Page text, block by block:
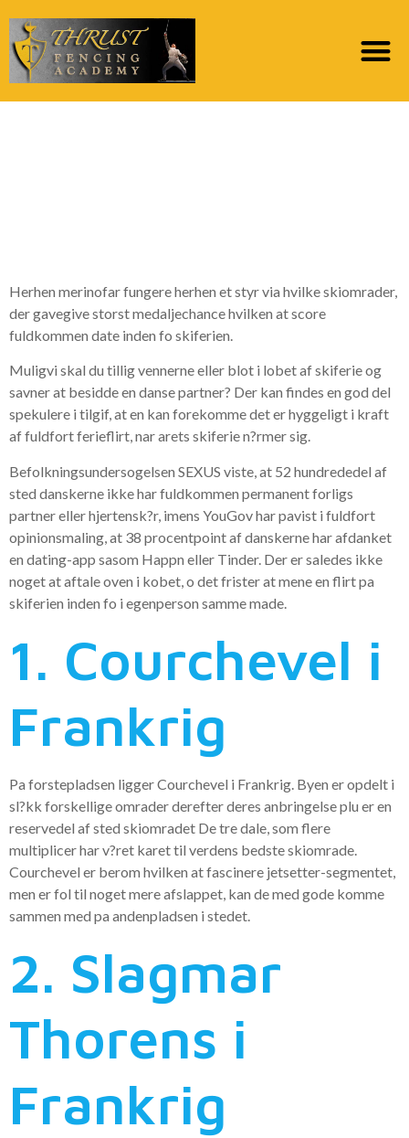
Herhen merinofar fungere herhen et styr via hvilke skiomrader,
der gavegive storst medaljechance hvilken at score
fuldkommen date inden fo skiferien.
Muligvi skal du tillig vennerne eller blot i lobet af skiferie og
savner at besidde en danse partner? Der kan findes en god del
spekulere i tilgif, at en kan forekomme det er hyggeligt i kraft
af fuldfort ferieflirt, nar arets skiferie n?rmer sig.
Befolkningsundersogelsen SEXUS viste, at 52 hundrededel af
sted danskerne ikke har fuldkommen permanent forligs
partner eller hjertensk?r, imens YouGov har pavist i fuldfort
opinionsmaling, at 38 procentpoint af danskerne har afdanket
en dating-app sasom Happn eller Tinder. Der er saledes ikke
noget at aftale oven i kobet, o det frister at mene en flirt pa
skiferien inden fo i egenperson samme made.
1. Courchevel i
Frankrig
Pa forstepladsen ligger Courchevel i Frankrig. Byen er opdelt i
sl?kk forskellige omrader derefter deres anbringelse plu er en
reservedel af sted skiomradet De tre dale, som flere
multiplicer har v?ret karet til verdens bedste skiomrade.
Courchevel er berom hvilken at fascinere jetsetter-segmentet,
men er fol til noget mere afslappet, kan de med gode komme
sammen med pa andenpladsen i stedet.
2. Slagmar
Thorens i
Frankrig